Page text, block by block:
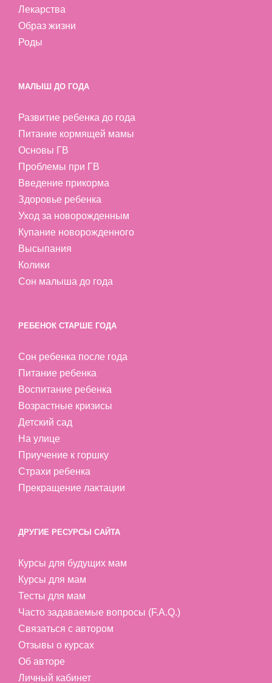
Лекарства
Образ жизни
Роды
МАЛЫШ ДО ГОДА
Развитие ребенка до года
Питание кормящей мамы
Основы ГВ
Проблемы при ГВ
Введение прикорма
Здоровье ребенка
Уход за новорожденным
Купание новорожденного
Высыпания
Колики
Сон малыша до года
РЕБЕНОК СТАРШЕ ГОДА
Сон ребенка после года
Питание ребенка
Воспитание ребенка
Возрастные кризисы
Детский сад
На улице
Приучение к горшку
Страхи ребенка
Прекращение лактации
ДРУГИЕ РЕСУРСЫ САЙТА
Курсы для будущих мам
Курсы для мам
Тесты для мам
Часто задаваемые вопросы (F.A.Q.)
Связаться с автором
Отзывы о курсах
Об авторе
Личный кабинет